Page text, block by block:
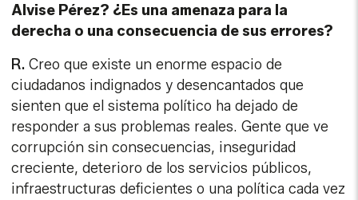
Alvise Pérez? ¿Es una amenaza para la
derecha o una consecuencia de sus errores?
R.Creo que existe un enorme espacio de
ciudadanos indignados y desencantados que
sienten que el sistema político ha dejado de
responder a sus problemas reales. Gente que ve
corrupción sin consecuencias, inseguridad
creciente, deterioro de los servicios públicos,
infraestructuras deficientes o una política cada vez